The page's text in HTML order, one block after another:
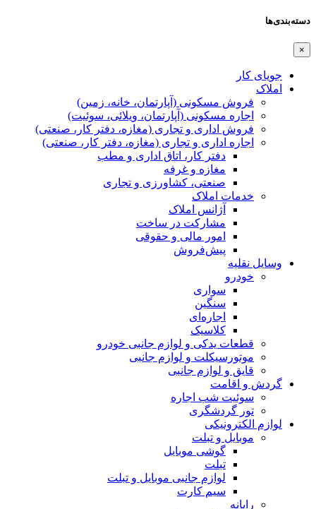
دسته‌بندی‌ها
×
جویای کار
املاک
فروش مسکونی (آپارتمان، خانه، زمین)
اجاره مسکونی (آپارتمان، ویلائی، سوئیت)
فروش اداری و تجاری (مغازه، دفتر کار، صنعتی)
اجاره اداری و تجاری (مغازه، دفتر کار، صنعتی)
دفتر کار، اتاق اداری و مطب
مغازه و غرفه
صنعتی،‌ کشاورزی و تجاری
خدمات املاک
آژانس املاک
مشارکت در ساخت
امور مالی و حقوقی
پیش‌فروش
وسایل نقلیه
خودرو
سواری
سنگین
اجاره‌ای
کلاسیک
قطعات یدکی و لوازم جانبی خودرو
موتورسیکلت و لوازم جانبی
قایق و لوازم جانبی
گردش و اقامت
سوئیت شب اجاره
تور گردشگری
لوازم الکترونیکی
موبایل و تبلت
گوشی موبایل
تبلت
لوازم جانبی موبایل و تبلت
سیم کارت
رایانه